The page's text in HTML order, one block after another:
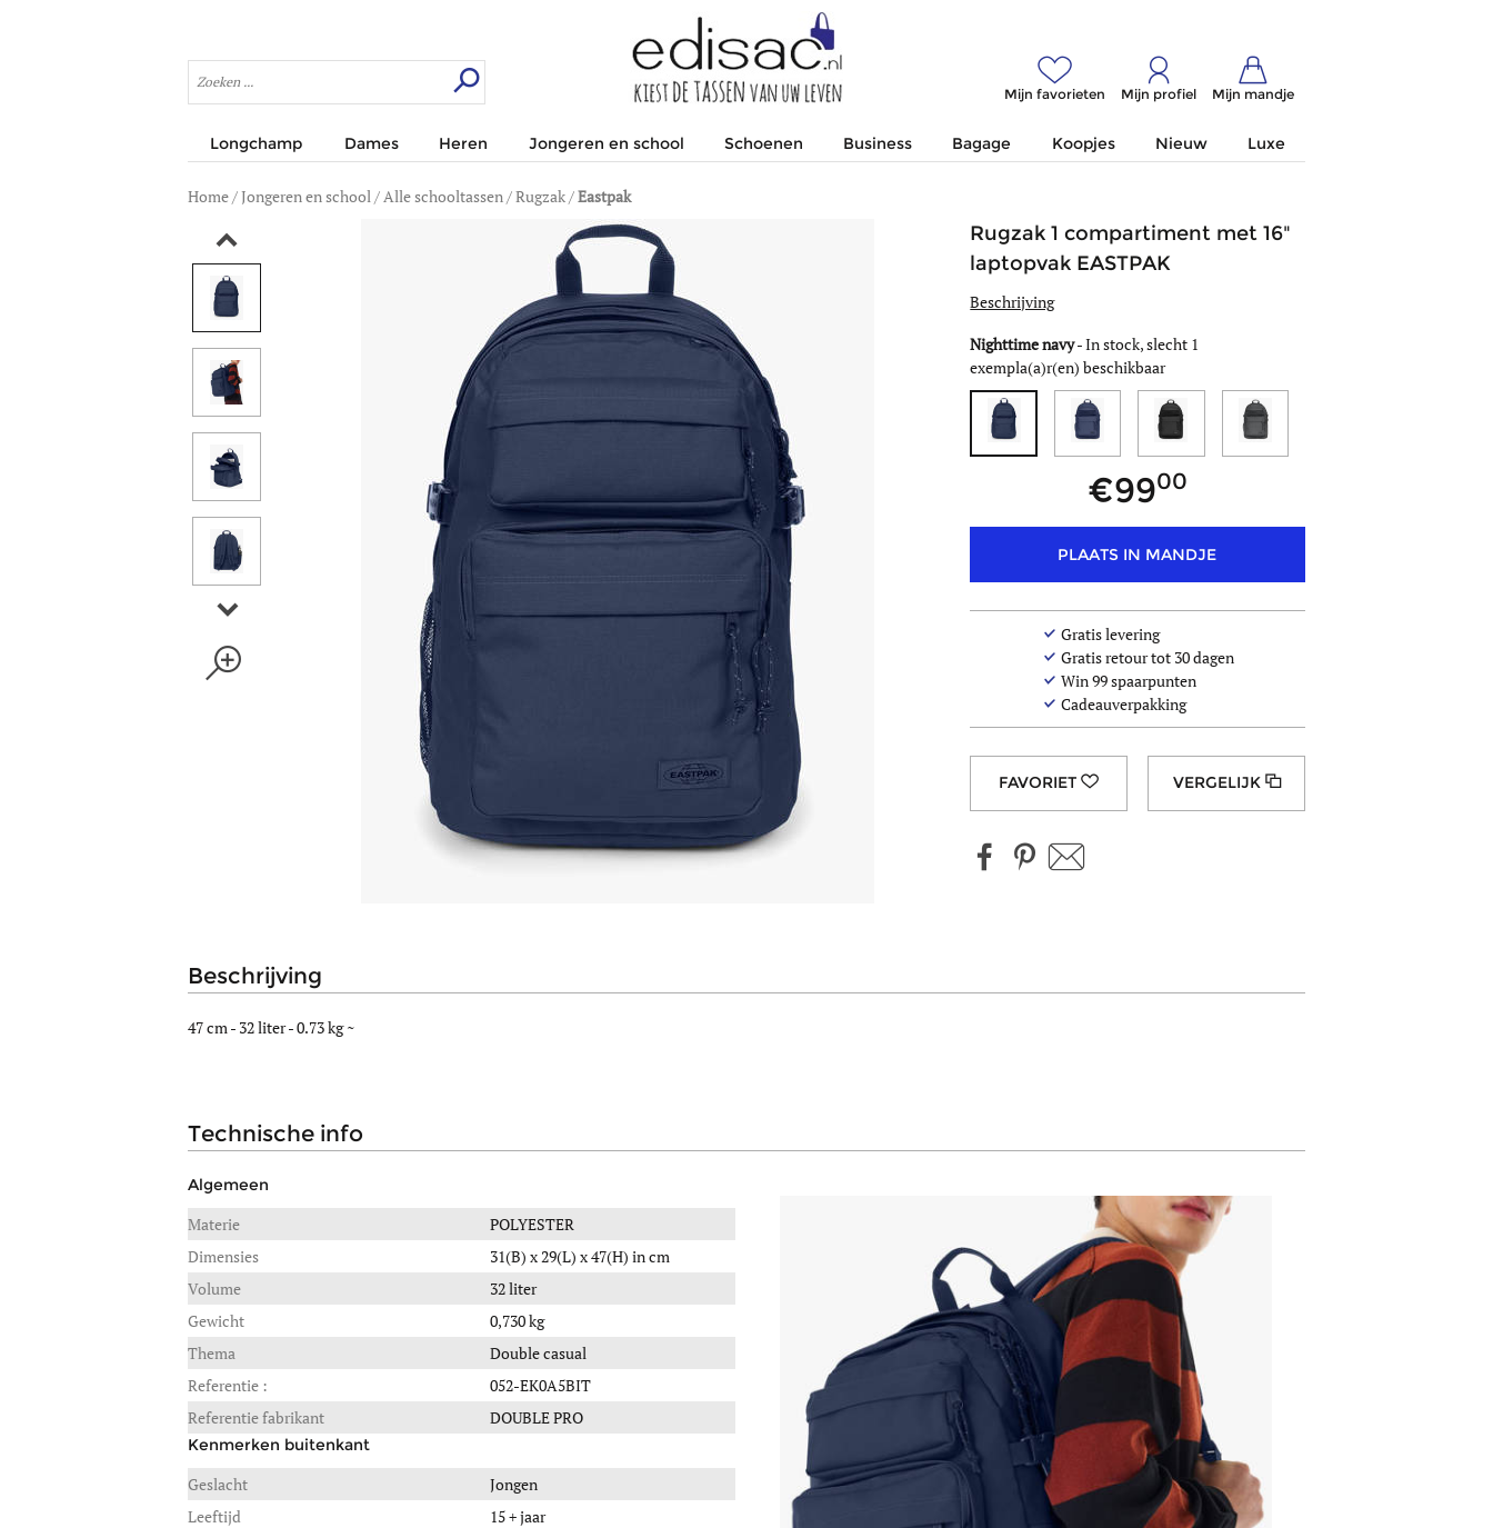
Mijn favorieten Mijn profiel Mijn mandje
Longchamp Dames Heren Jongeren en school Schoenen Business Bagage Koopjes Nieuw Luxe
Home/Jongeren en school/Alle schooltassen/Rugzak/Eastpak
Rugzak 1 compartiment met 16"
laptopvak EASTPAK
Beschrijving
Nighttime navy-In stock, slecht 1
exempla(a)r(en) beschikbaar
9900
PLAATS IN MANDJE
Gratis levering
Gratis retour tot 30 dagen
Win99spaarpunten
Cadeauverpakking
VERGELIJK
beschrijving
47 cm - 32 liter - 0.73 kg ~
technische info
Algemeen
Materie
POLYESTER
Dimensies
31(B) x 29(L) x 47(H) in cm
Volume
32 liter
Gewicht
0,730 kg
Thema
Double casual
Referentie :
052-EK0A5BIT
Referentie fabrikant
DOUBLE PRO
Kenmerken buitenkant
Geslacht
Jongen
Leeftijd
15 + jaar